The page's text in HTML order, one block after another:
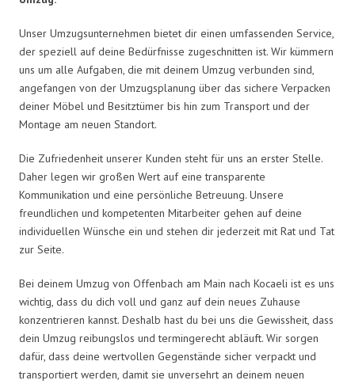
Unser Umzugsunternehmen bietet dir einen umfassenden Service,
der speziell auf deine Bedürfnisse zugeschnitten ist. Wir kümmern
uns um alle Aufgaben, die mit deinem Umzug verbunden sind,
angefangen von der Umzugsplanung über das sichere Verpacken
deiner Möbel und Besitztümer bis hin zum Transport und der
Montage am neuen Standort.
Die Zufriedenheit unserer Kunden steht für uns an erster Stelle.
Daher legen wir großen Wert auf eine transparente
Kommunikation und eine persönliche Betreuung. Unsere
freundlichen und kompetenten Mitarbeiter gehen auf deine
individuellen Wünsche ein und stehen dir jederzeit mit Rat und Tat
zur Seite.
Bei deinem Umzug von Offenbach am Main nach Kocaeli ist es uns
wichtig, dass du dich voll und ganz auf dein neues Zuhause
konzentrieren kannst. Deshalb hast du bei uns die Gewissheit, dass
dein Umzug reibungslos und termingerecht abläuft. Wir sorgen
dafür, dass deine wertvollen Gegenstände sicher verpackt und
transportiert werden, damit sie unversehrt an deinem neuen